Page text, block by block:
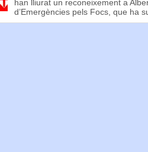
han lliurat un reconeixement a
d’Emergències pels Focs, que ha